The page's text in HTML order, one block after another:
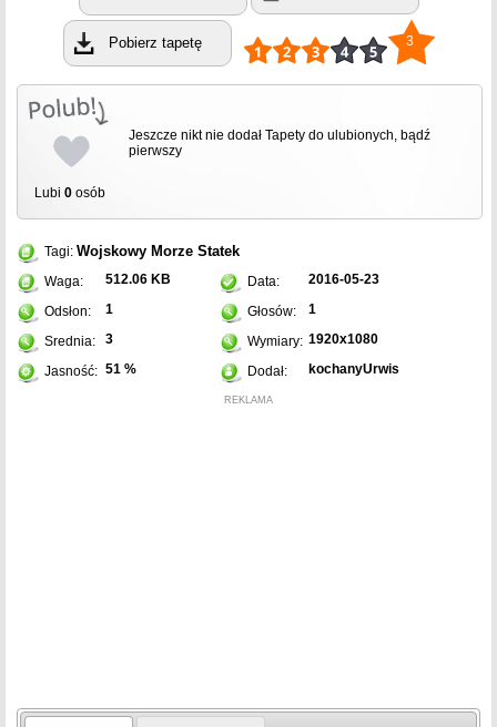
Pobierz tapetę 3
Lubi 0 osób
Jeszcze nikt nie dodał Tapety do ulubionych, bądź
pierwszy
Tagi: Wojskowy Morze Statek
Waga: 512.06 KB Data: 2016-05-23
Odsłon: 1 Głosów: 1
Srednia: 3 Wymiary: 1920x1080
Jasność: 51 % Dodał: kochanyUrwis
REKLAMA